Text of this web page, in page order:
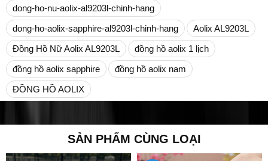
dong-ho-nu-aolix-al9203l-chinh-hang
dong-ho-aolix-sapphire-al9203l-chinh-hang
Aolix AL9203L
Đồng Hồ Nữ Aolix AL9203L
đồng hồ aolix 1 lịch
đồng hồ aolix sapphire
đồng hồ aolix nam
ĐỒNG HỒ AOLIX
SẢN PHẨM CÙNG LOẠI